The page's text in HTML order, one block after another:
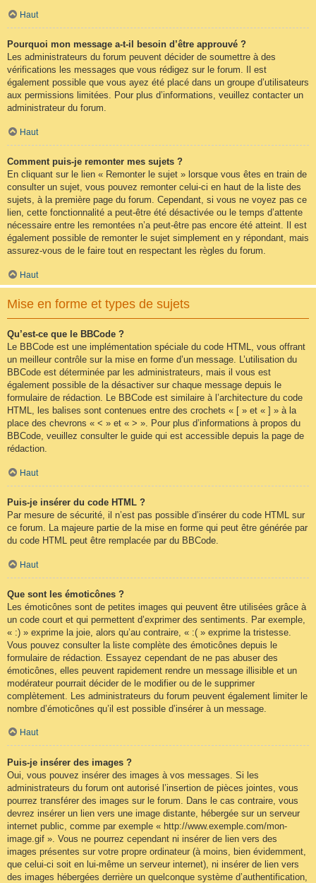
Haut
Pourquoi mon message a-t-il besoin d’être approuvé ?
Les administrateurs du forum peuvent décider de soumettre à des
vérifications les messages que vous rédigez sur le forum. Il est
également possible que vous ayez été placé dans un groupe d’utilisateurs
aux permissions limitées. Pour plus d’informations, veuillez contacter un
administrateur du forum.
Haut
Comment puis-je remonter mes sujets ?
En cliquant sur le lien « Remonter le sujet » lorsque vous êtes en train de
consulter un sujet, vous pouvez remonter celui-ci en haut de la liste des
sujets, à la première page du forum. Cependant, si vous ne voyez pas ce
lien, cette fonctionnalité a peut-être été désactivée ou le temps d’attente
nécessaire entre les remontées n’a peut-être pas encore été atteint. Il est
également possible de remonter le sujet simplement en y répondant, mais
assurez-vous de le faire tout en respectant les règles du forum.
Haut
Mise en forme et types de sujets
Qu’est-ce que le BBCode ?
Le BBCode est une implémentation spéciale du code HTML, vous offrant
un meilleur contrôle sur la mise en forme d’un message. L’utilisation du
BBCode est déterminée par les administrateurs, mais il vous est
également possible de la désactiver sur chaque message depuis le
formulaire de rédaction. Le BBCode est similaire à l’architecture du code
HTML, les balises sont contenues entre des crochets « [ » et « ] » à la
place des chevrons « < » et « > ». Pour plus d’informations à propos du
BBCode, veuillez consulter le guide qui est accessible depuis la page de
rédaction.
Haut
Puis-je insérer du code HTML ?
Par mesure de sécurité, il n’est pas possible d’insérer du code HTML sur
ce forum. La majeure partie de la mise en forme qui peut être générée par
du code HTML peut être remplacée par du BBCode.
Haut
Que sont les émoticônes ?
Les émoticônes sont de petites images qui peuvent être utilisées grâce à
un code court et qui permettent d’exprimer des sentiments. Par exemple,
« :) » exprime la joie, alors qu’au contraire, « :( » exprime la tristesse.
Vous pouvez consulter la liste complète des émoticônes depuis le
formulaire de rédaction. Essayez cependant de ne pas abuser des
émoticônes, elles peuvent rapidement rendre un message illisible et un
modérateur pourrait décider de le modifier ou de le supprimer
complètement. Les administrateurs du forum peuvent également limiter le
nombre d’émoticônes qu’il est possible d’insérer à un message.
Haut
Puis-je insérer des images ?
Oui, vous pouvez insérer des images à vos messages. Si les
administrateurs du forum ont autorisé l’insertion de pièces jointes, vous
pourrez transférer des images sur le forum. Dans le cas contraire, vous
devrez insérer un lien vers une image distante, hébergée sur un serveur
internet public, comme par exemple « http://www.exemple.com/mon-
image.gif ». Vous ne pourrez cependant ni insérer de lien vers des
images présentes sur votre propre ordinateur (à moins, bien évidemment,
que celui-ci soit en lui-même un serveur internet), ni insérer de lien vers
des images hébergées derrière un quelconque système d’authentification,